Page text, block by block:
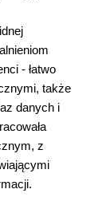
- łatwo
także
danych i
z